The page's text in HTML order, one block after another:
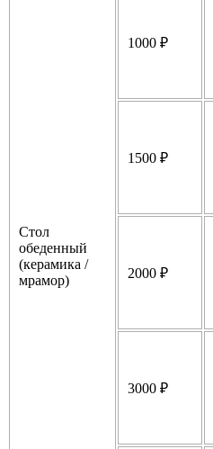
Стол
обеденный
(керамика /
мрамор)
1000 ₽
1500 ₽
2000 ₽
3000 ₽